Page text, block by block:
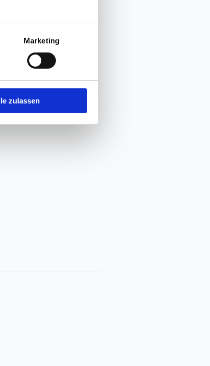
Marketing
zulassen
für die Füße
hygienisch-dicht